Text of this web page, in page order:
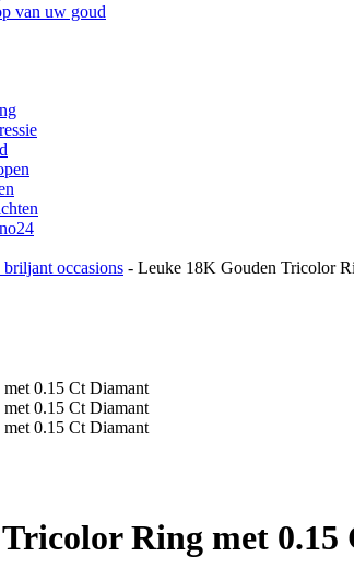
van uw goud
occasions - Leuke 18K Gouden Tricolor
Ring met